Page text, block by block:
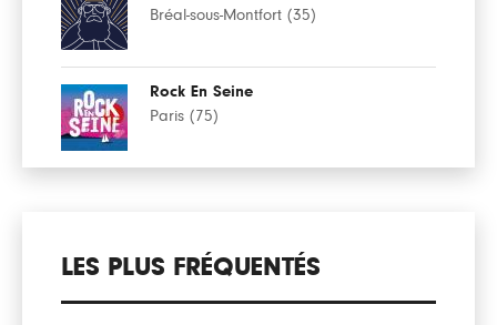
Bréal-sous-Montfort (35)
Rock En Seine
Paris (75)
LES PLUS FRÉQUENTÉS